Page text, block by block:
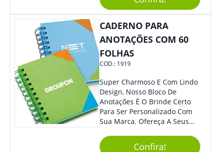
Desenho Indicativo De
Abertura E Fechamento Da
Tampa; Botões Para Extração
E Remoção De Rolhas E Parte
Inferior Com Anel Cortador De
Lacre (Removível).
CADERNO PARA
ANOTAÇÕES COM 60
FOLHAS
COD.: 1919
Super Charmoso E Com Lindo
Design, Nosso Bloco De
Anotações É O Brinde Certo
Para Ser Personalizado Com
Sua Marca. Ofereça A Seus
Dúvidas Eles Irão Adorar.
Confira!